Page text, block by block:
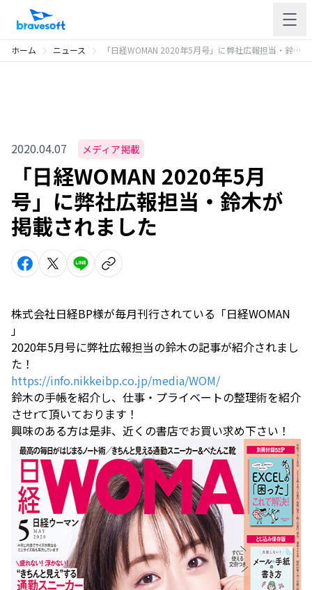
ホーム ニュース 「日経WOMAN 2020年5月号」に弊社広報担当・鈴木が掲載されました
2020.04.07 メディア掲載
「日経WOMAN 2020年5月
号」に弊社広報担当・鈴木が
掲載されました
株式会社日経BP様が毎月刊行されている「日経WOMAN
」
2020年5月号に弊社広報担当の鈴木の記事が紹介されまし
た！
https://info.nikkeibp.co.jp/media/WOM/
鈴木の手帳を紹介し、仕事・プライベートの整理術を紹介
させrて頂いております！
興味のある方は是非、近くの書店でお買い求め下さい！